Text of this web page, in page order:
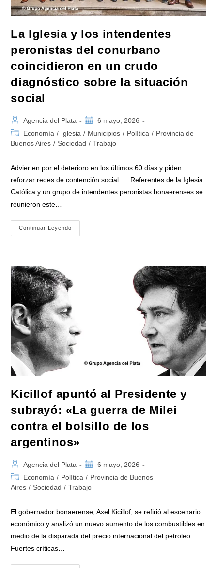
La Iglesia y los intendentes
peronistas del conurbano
coincidieron en un crudo
diagnóstico sobre la situación
social
Autor
de
la
Agencia del Plata
Publicación
de
la
6 mayo, 2026
Categoría
de
Economía / Iglesia / Municipios / Política / Provincia de
Buenos Aires / Sociedad / Trabajo
Advierten por el deterioro en los últimos 60 días y piden
reforzar redes de contención social. Referentes de la Iglesia
Católica y un grupo de intendentes peronistas bonaerenses se
reunieron este…
Continuar Leyendo
Iglesia
Coincidieron
En
Diagnóstico
Sobre
Situación
Social
Kicillof apuntó al Presidente y
subrayó: «La guerra de Milei
contra el bolsillo de los
argentinos»
Autor
de
la
Agencia del Plata
Publicación
de
la
6 mayo, 2026
Categoría
de
entrada:
Economía / Política / Provincia de Buenos
Aires / Sociedad / Trabajo
El gobernador bonaerense, Axel Kicillof, se refirió al escenario
económico y analizó un nuevo aumento de los combustibles en
medio de la disparada del precio internacional del petróleo.
Fuertes críticas…